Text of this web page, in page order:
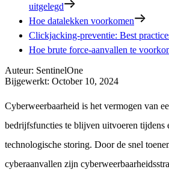
uitgelegd
Hoe datalekken voorkomen
Clickjacking-preventie: Best
Hoe brute force-aanvallen te
Auteur: SentinelOne
Bijgewerkt: October 10, 2024
Cyberweerbaarheid is het vermogen van
bedrijfsfuncties te blijven uitvoeren tijdens
technologische storing. Door de snel
cyberaanvallen zijn